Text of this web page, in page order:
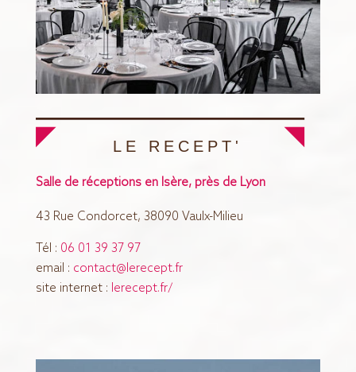
LE RECEPT'
Salle de réceptions en Isère, près de Lyon
43 Rue Condorcet, 38090 Vaulx-Milieu
Tél : 06 01 39 37 97
email : contact@lerecept.fr
site internet : lerecept.fr/